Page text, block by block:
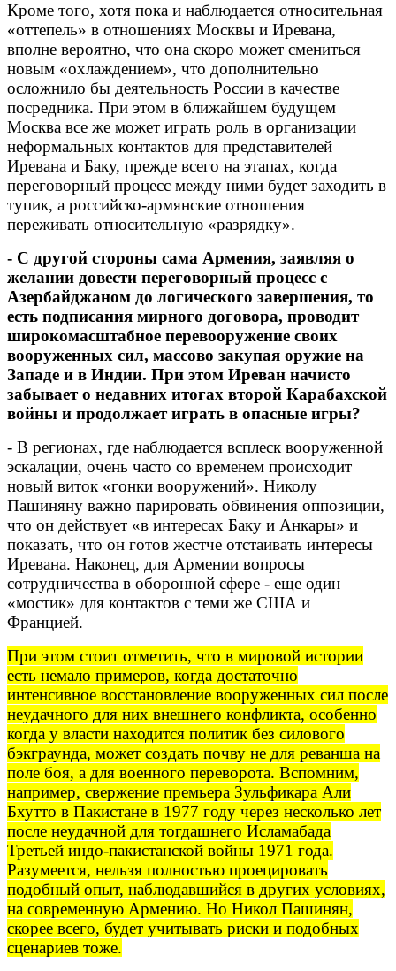
Кроме того, хотя пока и наблюдается относительная
«оттепель» в отношениях Москвы и Иревана,
вполне вероятно, что она скоро может смениться
новым «охлаждением», что дополнительно
осложнило бы деятельность России в качестве
посредника. При этом в ближайшем будущем
Москва все же может играть роль в организации
неформальных контактов для представителей
Иревана и Баку, прежде всего на этапах, когда
переговорный процесс между ними будет заходить в
тупик, а российско-армянские отношения
переживать относительную «разрядку».
- С другой стороны сама Армения, заявляя о
желании довести переговорный процесс с
Азербайджаном до логического завершения, то
есть подписания мирного договора, проводит
широкомасштабное перевооружение своих
вооруженных сил, массово закупая оружие на
Западе и в Индии. При этом Иреван начисто
забывает о недавних итогах второй Карабахской
войны и продолжает играть в опасные игры?
- В регионах, где наблюдается всплеск вооруженной
эскалации, очень часто со временем происходит
новый виток «гонки вооружений». Николу
Пашиняну важно парировать обвинения оппозиции,
что он действует «в интересах Баку и Анкары» и
показать, что он готов жестче отстаивать интересы
Иревана. Наконец, для Армении вопросы
сотрудничества в оборонной сфере - еще один
«мостик» для контактов с теми же США и
Францией.
При этом стоит отметить, что в мировой истории
есть немало примеров, когда достаточно
интенсивное восстановление вооруженных сил после
неудачного для них внешнего конфликта, особенно
когда у власти находится политик без силового
бэкграунда, может создать почву не для реванша на
поле боя, а для военного переворота. Вспомним,
например, свержение премьера Зульфикара Али
Бхутто в Пакистане в 1977 году через несколько лет
после неудачной для тогдашнего Исламабада
Третьей индо-пакистанской войны 1971 года.
Разумеется, нельзя полностью проецировать
подобный опыт, наблюдавшийся в других условиях,
на современную Армению. Но Никол Пашинян,
скорее всего, будет учитывать риски и подобных
сценариев тоже.